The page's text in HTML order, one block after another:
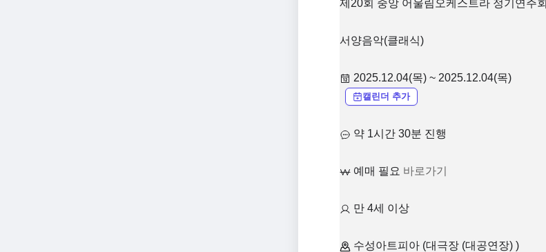
제20회 중앙 어울림오케스트라 정기연주회
서양음악(클래식)
2025.12.04(목) ~ 2025.12.04(목)
캘린더 추가
약 1시간 30분 진행
예매 필요 바로가기
만 4세 이상
수성아트피아 (대극장 (대공연장) )